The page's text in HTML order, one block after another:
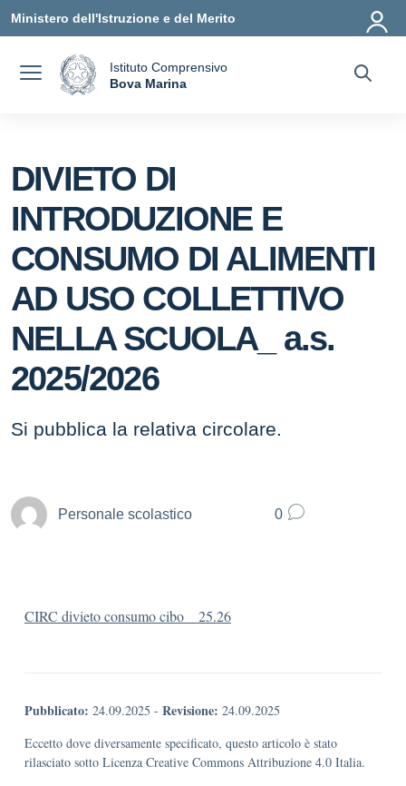
Ministero dell'Istruzione e del Merito
Istituto Comprensivo
Bova Marina
DIVIETO DI
INTRODUZIONE E
CONSUMO DI ALIMENTI
AD USO COLLETTIVO
NELLA SCUOLA_ a.s.
2025/2026
Si pubblica la relativa circolare.
Personale scolastico 0
CIRC divieto consumo cibo _ 25.26
Pubblicato: 24.09.2025 - Revisione: 24.09.2025
Eccetto dove diversamente specificato, questo articolo è stato
rilasciato sotto Licenza Creative Commons Attribuzione 4.0 Italia.